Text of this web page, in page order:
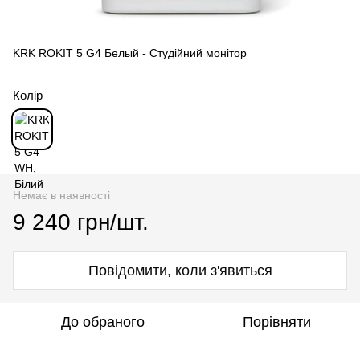
KRK ROKIT 5 G4 Белый - Студійний монітор
Колір
Немає в наявності
9 240 грн/шт.
Повідомити, коли з'явиться
До обраного Порівняти